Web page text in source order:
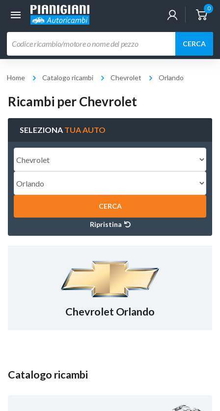
0
prodotti
CERCA
Home Catalogo ricambi Chevrolet Orlando
Ricambi per Chevrolet
SELEZIONA TUA AUTO
CERCA
Ripristina
Chevrolet Orlando
Catalogo ricambi